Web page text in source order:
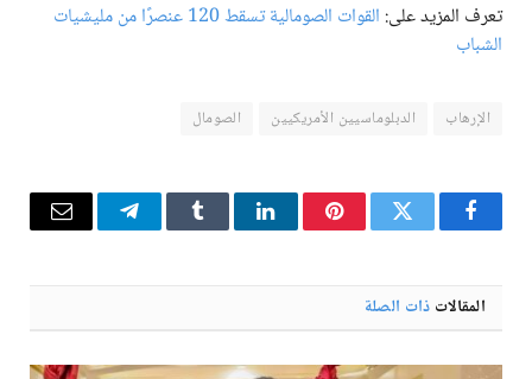
تعرف المزيد على:
القوات الصومالية تسقط 120 عنصرًا من مليشيات
الشباب
الإرهاب الدبلوماسيين الأمريكيين الصومال
فيسبوكتويتر بينتيريستلينكدإن Tumblr تيلقرام البريد
المقالات ذات الصلة